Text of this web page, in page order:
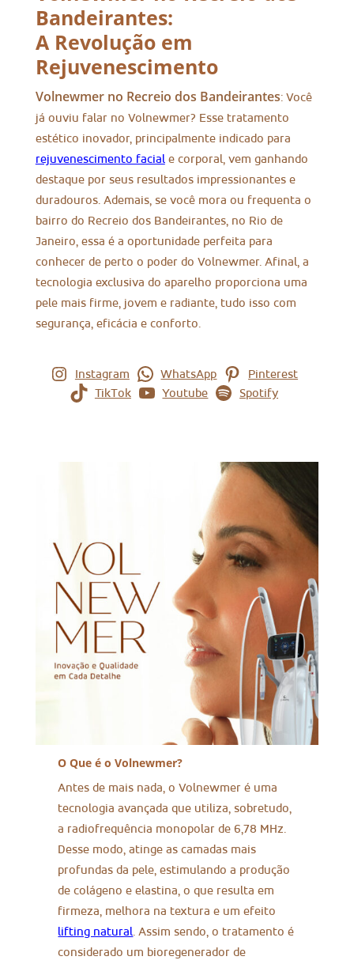
Bandeirantes:
A Revolução em
Rejuvenescimento
Volnewmer no Recreio dos Bandeirantes: Você
já ouviu falar no Volnewmer? Esse tratamento
estético inovador, principalmente indicado para
rejuvenescimento faciale corporal, vem ganhando
destaque por seus resultados impressionantes e
duradouros. Ademais, se você mora ou frequenta o
bairro do Recreio dos Bandeirantes, no Rio de
Janeiro, essa é a oportunidade perfeita para
conhecer de perto o poder do Volnewmer. Afinal, a
tecnologia exclusiva do aparelho proporciona uma
pele mais firme, jovem e radiante, tudo isso com
segurança, eficácia e conforto.
Instagram WhatsApp
Pinterest
TikTok
Youtube Spotify
O Que é o Volnewmer?
Antes de mais nada, o Volnewmer é uma
tecnologia avançada que utiliza, sobretudo,
a radiofrequência monopolar de 6,78 MHz.
Desse modo, atinge as camadas mais
profundas da pele, estimulando a produção
de colágeno e elastina, o que resulta em
firmeza, melhora na textura e um efeito
lifting natural. Assim sendo, o tratamento é
considerado um bioregenerador de